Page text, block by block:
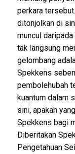
perkara
ditonjolkan di
muncul
tak langsung
gelombang
Spekkens
pembolehubah
kuantum dalam
sini, apakah
Spekkens bagi
Diberitakan
Pengetahuan